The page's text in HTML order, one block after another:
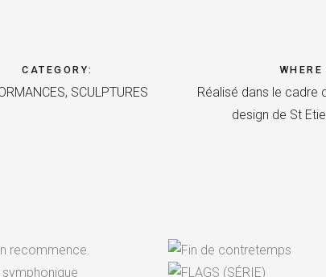
CATEGORY:
SCULPTURES
WHERE
Réalisé dans le cadre
design de St